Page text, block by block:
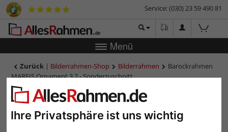
Ihre Privatsphäre ist uns wichtig
Service: (030) 23 59 490 81
Menü
Zurück | Bilderrahmen-Shop Bilderrahmen
Barockrahmen
MAREIS Ornament 3,2 - Sonderzuschnitt
Barockrahmen MAREIS
Ornament 3,2 -
Sonderzuschnitt